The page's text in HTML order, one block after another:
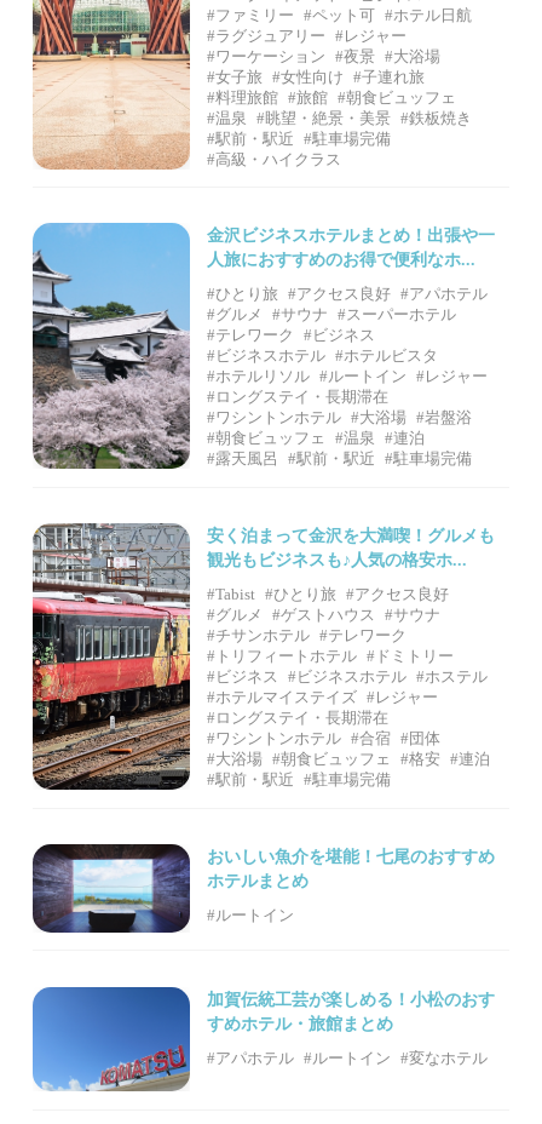
#ファミリー
#ペット可 #ホテル日航
#ラグジュアリー
#レジャー
#ワーケーション
#夜景 #大浴場
#女子旅
#女性向け
#子連れ旅
#料理旅館 #旅館 #朝食ビュッフェ
#温泉
#眺望・絶景・美景 #鉄板焼き
#駅前・駅近
#駐車場完備
#高級・ハイクラス
金沢ビジネスホテルまとめ！出張や一
人旅におすすめのお得で便利なホ...
#ひとり旅 #アクセス良好 #アパホテル
#グルメ
#サウナ
#スーパーホテル
#テレワーク
#ビジネス
#ビジネスホテル #ホテルビスタ
#ホテルリソル #ルートイン
#レジャー
#ロングステイ・長期滞在
#ワシントンホテル #大浴場 #岩盤浴
#朝食ビュッフェ
#温泉
#連泊
#露天風呂
#駅前・駅近 #駐車場完備
安く泊まって金沢を大満喫！グルメも
観光もビジネスも♪人気の格安ホ...
#Tabist #ひとり旅
#アクセス良好
#グルメ
#ゲストハウス
#サウナ
#チサンホテル #テレワーク
#トリフィートホテル #ドミトリー
#ビジネス
#ビジネスホテル #ホステル
#ホテルマイステイズ
#レジャー
#ロングステイ・長期滞在
#ワシントンホテル #合宿 #団体
#大浴場 #朝食ビュッフェ #格安
#連泊
#駅前・駅近
#駐車場完備
おいしい魚介を堪能！七尾のおすすめ
ホテルまとめ
#ルートイン
加賀伝統工芸が楽しめる！小松のおす
すめホテル・旅館まとめ
#アパホテル #ルートイン #変なホテル